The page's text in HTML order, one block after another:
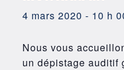
4 mars 2020 - 10 h
Nous vous
un dépistage auditif